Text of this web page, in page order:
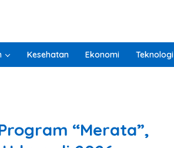
Kesehatan Ekonomi Teknologi
“Merata”,